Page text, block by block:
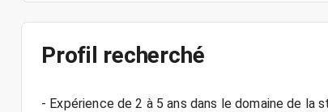
Profil recherché
- Expérience de 2 à 5 ans dans le domaine de la